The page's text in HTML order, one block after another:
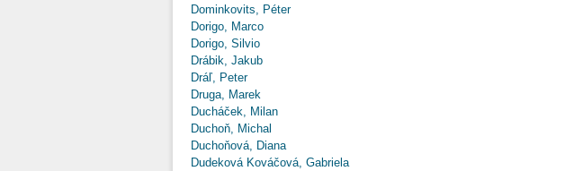
Dominkovits, Péter
Dorigo, Marco
Dorigo, Silvio
Drábik, Jakub
Dráľ, Peter
Druga, Marek
Ducháček, Milan
Duchoň, Michal
Duchoňová, Diana
Dudeková Kováčová, Gabriela